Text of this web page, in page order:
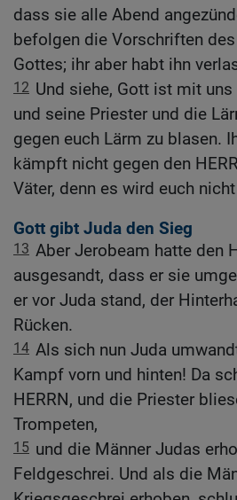
dass sie alle Abend
befolgen die Vorschriften des
Gottes; ihr aber habt ihn
12 Und siehe, Gott ist mit
und seine Priester und die
gegen euch Lärm zu blasen.
kämpft nicht gegen den
Väter, denn es wird euch
Gott gibt Juda den Sieg
13 Aber Jerobeam hatte den
ausgesandt, dass er sie
er vor Juda stand, der
Rücken.
14 Als sich nun Juda
Kampf vorn und hinten! Da
HERRN, und die Priester
Trompeten,
15 und die Männer Judas
Feldgeschrei. Und als die